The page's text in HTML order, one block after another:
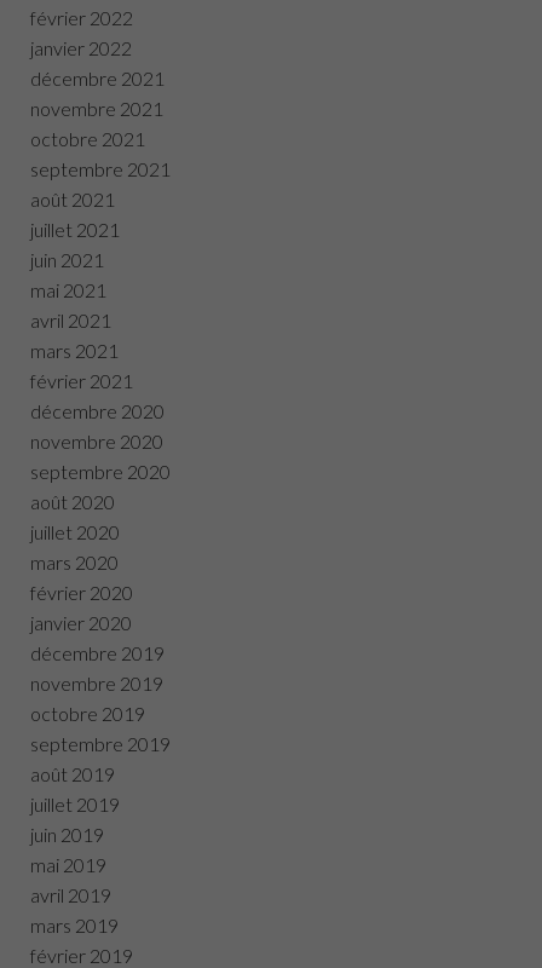
février 2022
janvier 2022
décembre 2021
novembre 2021
octobre 2021
septembre 2021
août 2021
juillet 2021
juin 2021
mai 2021
avril 2021
mars 2021
février 2021
décembre 2020
novembre 2020
septembre 2020
août 2020
juillet 2020
mars 2020
février 2020
janvier 2020
décembre 2019
novembre 2019
octobre 2019
septembre 2019
août 2019
juillet 2019
juin 2019
mai 2019
avril 2019
mars 2019
février 2019